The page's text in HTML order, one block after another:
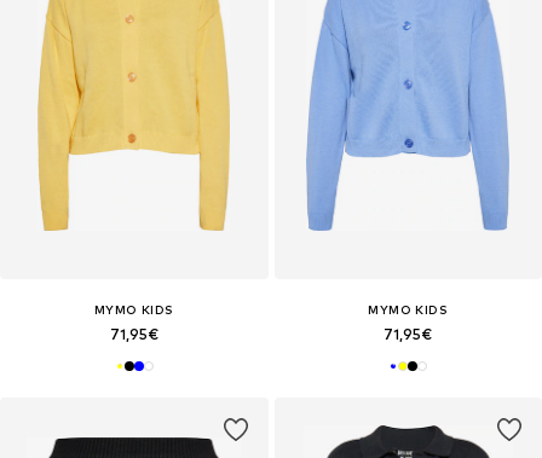
MYMO KIDS
71,95€
MYMO KIDS
71,95€